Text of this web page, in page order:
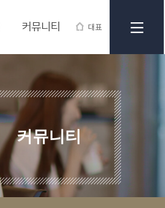
대표
커뮤니티
커뮤니티